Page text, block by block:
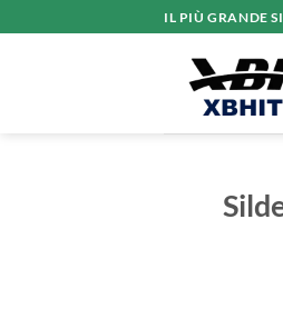
ai
IL PIÙ GRANDE